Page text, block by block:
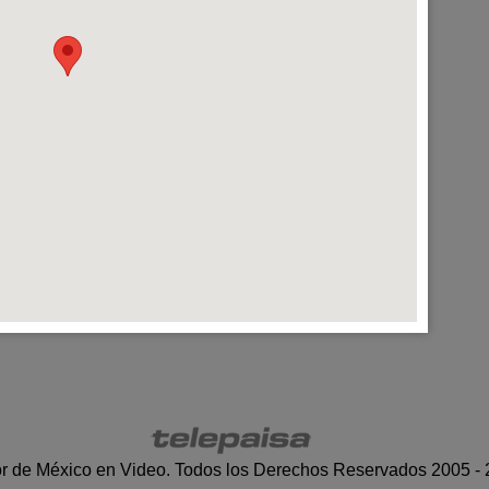
de México en Video. Todos los Derechos Reservados 2005 -